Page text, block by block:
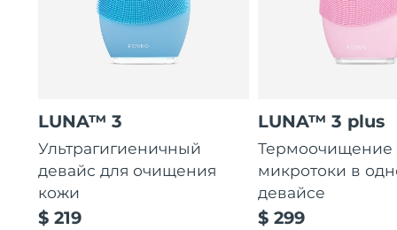
LUNA™ 3
Ультрагигиеничный
девайс для очищения
кожи
$ 219
LUNA™ 3 plus
Термоочищение
микротоки в
девайсе
$ 299